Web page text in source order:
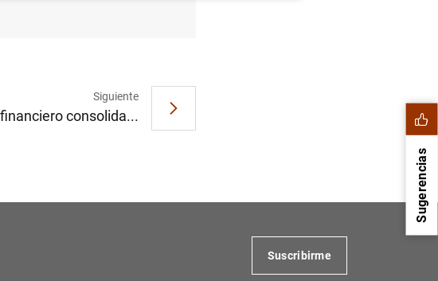
Siguiente
consolida...
Sugerencias
Suscribirme